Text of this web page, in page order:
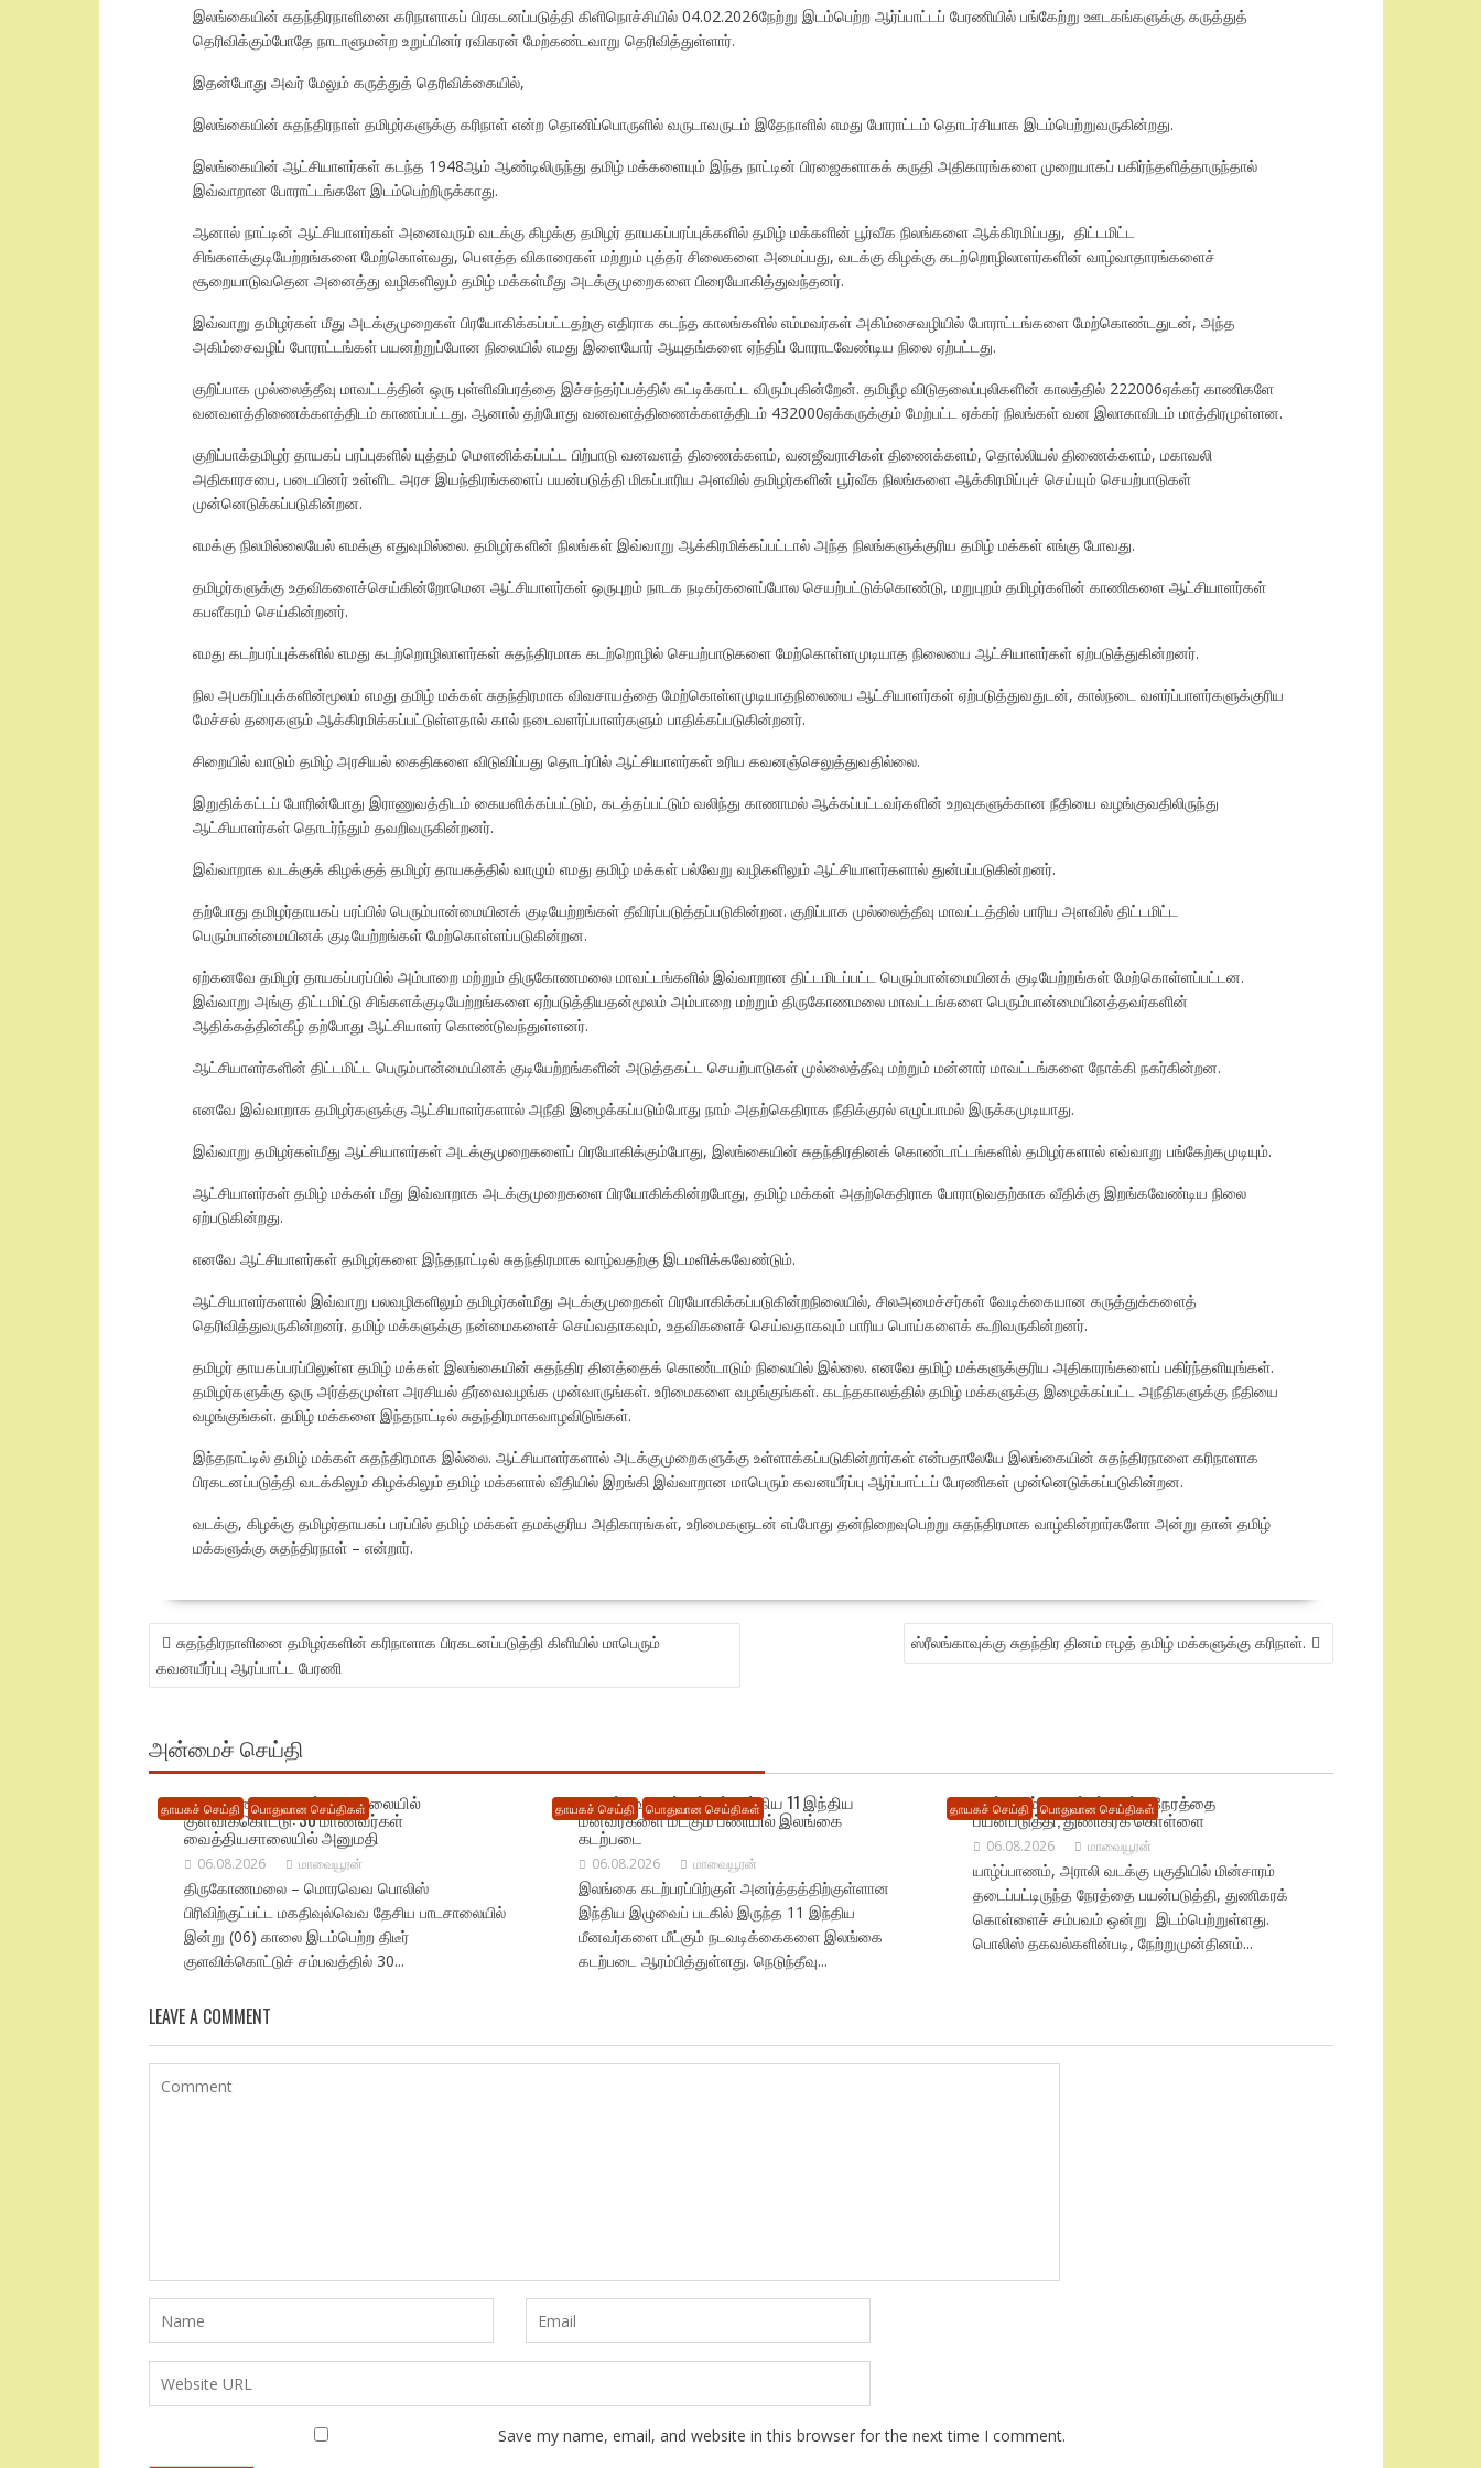
இலங்கையின் சுதந்திரநாளினை கரிநாளாகப் பிரகடனப்படுத்தி கிளிநொச்சியில் 04.02.2026நேற்று இடம்பெற்ற ஆர்ப்பாட்டப் பேரணியில் பங்கேற்று ஊடகங்களுக்கு கருத்துத்
தெரிவிக்கும்போதே நாடாளுமன்ற உறுப்பினர் ரவிகரன் மேற்கண்டவாறு தெரிவித்துள்ளார்.
இதன்போது அவர் மேலும் கருத்துத் தெரிவிக்கையில்,
இலங்கையின் சுதந்திரநாள் தமிழர்களுக்கு கரிநாள் என்ற தொனிப்பொருளில் வருடாவருடம் இதேநாளில் எமது போராட்டம் தொடர்சியாக இடம்பெற்றுவருகின்றது.
இலங்கையின் ஆட்சியாளர்கள் கடந்த 1948ஆம் ஆண்டிலிருந்து தமிழ் மக்களையும் இந்த நாட்டின் பிரஜைகளாகக் கருதி அதிகாரங்களை முறையாகப் பகிர்ந்தளித்தாருந்தால்
இவ்வாறான போராட்டங்களே இடம்பெற்றிருக்காது.
ஆனால் நாட்டின் ஆட்சியாளர்கள் அனைவரும் வடக்கு கிழக்கு தமிழர் தாயகப்பரப்புக்களில் தமிழ் மக்களின் பூர்வீக நிலங்களை ஆக்கிரமிப்பது, திட்டமிட்ட
சிங்களக்குடியேற்றங்களை மேற்கொள்வது, பௌத்த விகாரைகள் மற்றும் புத்தர் சிலைகளை அமைப்பது, வடக்கு கிழக்கு கடற்றொழிலாளர்களின் வாழ்வாதாரங்களைச்
சூறையாடுவதென அனைத்து வழிகளிலும் தமிழ் மக்கள்மீது அடக்குமுறைகளை பிரையோகித்துவந்தனர்.
இவ்வாறு தமிழர்கள் மீது அடக்குமுறைகள் பிரயோகிக்கப்பட்டதற்கு எதிராக கடந்த காலங்களில் எம்மவர்கள் அகிம்சைவழியில் போராட்டங்களை மேற்கொண்டதுடன், அந்த
அகிம்சைவழிப் போராட்டங்கள் பயனற்றுப்போன நிலையில் எமது இளையோர் ஆயுதங்களை ஏந்திப் போராடவேண்டிய நிலை ஏற்பட்டது.
குறிப்பாக முல்லைத்தீவு மாவட்டத்தின் ஒரு புள்ளிவிபரத்தை இச்சந்தர்ப்பத்தில் சுட்டிக்காட்ட விரும்புகின்றேன். தமிழீழ விடுதலைப்புலிகளின் காலத்தில் 222006ஏக்கர் காணிகளே
வனவளத்திணைக்களத்திடம் காணப்பட்டது. ஆனால் தற்போது வனவளத்திணைக்களத்திடம் 432000ஏக்கருக்கும் மேற்பட்ட ஏக்கர் நிலங்கள் வன இலாகாவிடம் மாத்திரமுள்ளன.
குறிப்பாக்தமிழர் தாயகப் பரப்புகளில் யுத்தம் மௌனிக்கப்பட்ட பிற்பாடு வனவளத் திணைக்களம், வனஜீவராசிகள் திணைக்களம், தொல்லியல் திணைக்களம், மகாவலி
அதிகாரசபை, படையினர் உள்ளிட அரச இயந்திரங்களைப் பயன்படுத்தி மிகப்பாரிய அளவில் தமிழர்களின் பூர்வீக நிலங்களை ஆக்கிரமிப்புச் செய்யும் செயற்பாடுகள்
முன்னெடுக்கப்படுகின்றன.
எமக்கு நிலமில்லையேல் எமக்கு எதுவுமில்லை. தமிழர்களின் நிலங்கள் இவ்வாறு ஆக்கிரமிக்கப்பட்டால் அந்த நிலங்களுக்குரிய தமிழ் மக்கள் எங்கு போவது.
தமிழர்களுக்கு உதவிகளைச்செய்கின்றோமென ஆட்சியாளர்கள் ஒருபுறம் நாடக நடிகர்களைப்போல செயற்பட்டுக்கொண்டு, மறுபுறம் தமிழர்களின் காணிகளை ஆட்சியாளர்கள்
கபளீகரம் செய்கின்றனர்.
எமது கடற்பரப்புக்களில் எமது கடற்றொழிலாளர்கள் சுதந்திரமாக கடற்றொழில் செயற்பாடுகளை மேற்கொள்ளமுடியாத நிலையை ஆட்சியாளர்கள் ஏற்படுத்துகின்றனர்.
நில அபகரிப்புக்களின்மூலம் எமது தமிழ் மக்கள் சுதந்திரமாக விவசாயத்தை மேற்கொள்ளமுடியாதநிலையை ஆட்சியாளர்கள் ஏற்படுத்துவதுடன், கால்நடை வளர்ப்பாளர்களுக்குரிய
மேச்சல் தரைகளும் ஆக்கிரமிக்கப்பட்டுள்ளதால் கால் நடைவளர்ப்பாளர்களும் பாதிக்கப்படுகின்றனர்.
சிறையில் வாடும் தமிழ் அரசியல் கைதிகளை விடுவிப்பது தொடர்பில் ஆட்சியாளர்கள் உரிய கவனஞ்செலுத்துவதில்லை.
இறுதிக்கட்டப் போரின்போது இராணுவத்திடம் கையளிக்கப்பட்டும், கடத்தப்பட்டும் வலிந்து காணாமல் ஆக்கப்பட்டவர்களின் உறவுகளுக்கான நீதியை வழங்குவதிலிருந்து
ஆட்சியாளர்கள் தொடர்ந்தும் தவறிவருகின்றனர்.
இவ்வாறாக வடக்குக் கிழக்குத் தமிழர் தாயகத்தில் வாழும் எமது தமிழ் மக்கள் பல்வேறு வழிகளிலும் ஆட்சியாளர்களால் துன்பப்படுகின்றனர்.
தற்போது தமிழர்தாயகப் பரப்பில் பெரும்பான்மையினக் குடியேற்றங்கள் தீவிரப்படுத்தப்படுகின்றன. குறிப்பாக முல்லைத்தீவு மாவட்டத்தில் பாரிய அளவில் திட்டமிட்ட
பெரும்பான்மையினக் குடியேற்றங்கள் மேற்கொள்ளப்படுகின்றன.
ஏற்கனவே தமிழர் தாயகப்பரப்பில் அம்பாறை மற்றும் திருகோணமலை மாவட்டங்களில் இவ்வாறான திட்டமிடப்பட்ட பெரும்பான்மையினக் குடியேற்றங்கள் மேற்கொள்ளப்பட்டன.
இவ்வாறு அங்கு திட்டமிட்டு சிங்களக்குடியேற்றங்களை ஏற்படுத்தியதன்மூலம் அம்பாறை மற்றும் திருகோணமலை மாவட்டங்களை பெரும்பான்மையினத்தவர்களின்
ஆதிக்கத்தின்கீழ் தற்போது ஆட்சியாளர் கொண்டுவந்துள்ளனர்.
ஆட்சியாளர்களின் திட்டமிட்ட பெரும்பான்மையினக் குடியேற்றங்களின் அடுத்தகட்ட செயற்பாடுகள் முல்லைத்தீவு மற்றும் மன்னார் மாவட்டங்களை நோக்கி நகர்கின்றன.
எனவே இவ்வாறாக தமிழர்களுக்கு ஆட்சியாளர்களால் அநீதி இழைக்கப்படும்போது நாம் அதற்கெதிராக நீதிக்குரல் எழுப்பாமல் இருக்கமுடியாது.
இவ்வாறு தமிழர்கள்மீது ஆட்சியாளர்கள் அடக்குமுறைகளைப் பிரயோகிக்கும்போது, இலங்கையின் சுதந்திரதினக் கொண்டாட்டங்களில் தமிழர்களால் எவ்வாறு பங்கேற்கமுடியும்.
ஆட்சியாளர்கள் தமிழ் மக்கள் மீது இவ்வாறாக அடக்குமுறைகளை பிரயோகிக்கின்றபோது, தமிழ் மக்கள் அதற்கெதிராக போராடுவதற்காக வீதிக்கு இறங்கவேண்டிய நிலை
ஏற்படுகின்றது.
எனவே ஆட்சியாளர்கள் தமிழர்களை இந்தநாட்டில் சுதந்திரமாக வாழ்வதற்கு இடமளிக்கவேண்டும்.
ஆட்சியாளர்களால் இவ்வாறு பலவழிகளிலும் தமிழர்கள்மீது அடக்குமுறைகள் பிரயோகிக்கப்படுகின்றநிலையில், சிலஅமைச்சர்கள் வேடிக்கையான கருத்துக்களைத்
தெரிவித்துவருகின்றனர். தமிழ் மக்களுக்கு நன்மைகளைச் செய்வதாகவும், உதவிகளைச் செய்வதாகவும் பாரிய பொய்களைக் கூறிவருகின்றனர்.
தமிழர் தாயகப்பரப்பிலுள்ள தமிழ் மக்கள் இலங்கையின் சுதந்திர தினத்தைக் கொண்டாடும் நிலையில் இல்லை. எனவே தமிழ் மக்களுக்குரிய அதிகாரங்களைப் பகிர்ந்தளியுங்கள்.
தமிழர்களுக்கு ஒரு அர்த்தமுள்ள அரசியல் தீர்வைவழங்க முன்வாருங்கள். உரிமைகளை வழங்குங்கள். கடந்தகாலத்தில் தமிழ் மக்களுக்கு இழைக்கப்பட்ட அநீதிகளுக்கு நீதியை
வழங்குங்கள். தமிழ் மக்களை இந்தநாட்டில் சுதந்திரமாகவாழவிடுங்கள்.
இந்தநாட்டில் தமிழ் மக்கள் சுதந்திரமாக இல்லை. ஆட்சியாளர்களால் அடக்குமுறைகளுக்கு உள்ளாக்கப்படுகின்றார்கள் என்பதாலேயே இலங்கையின் சுதந்திரநாளை கரிநாளாக
பிரகடனப்படுத்தி வடக்கிலும் கிழக்கிலும் தமிழ் மக்களால் வீதியில் இறங்கி இவ்வாறான மாபெரும் கவனயீர்ப்பு ஆர்ப்பாட்டப் பேரணிகள் முன்னெடுக்கப்படுகின்றன.
வடக்கு, கிழக்கு தமிழர்தாயகப் பரப்பில் தமிழ் மக்கள் தமக்குரிய அதிகாரங்கள், உரிமைகளுடன் எப்போது தன்நிறைவுபெற்று சுதந்திரமாக வாழ்கின்றார்களோ அன்று தான் தமிழ்
மக்களுக்கு சுதந்திரநாள் – என்றார்.
POST
NAVIGATION
சுதந்திரநாளினை தமிழர்களின் கரிநாளாக பிரகடனப்படுத்தி கிளியில் மாபெரும்
கவனயீர்ப்பு ஆரப்பாட்ட பேரணி
ஸ்ரீலங்காவுக்கு சுதந்திர தினம் ஈழத் தமிழ் மக்களுக்கு கரிநாள்.
அன்மைச் செய்தி
தாயகச் செய்தி பொதுவான செய்திகள்
திருகோணமலையில் பாடசாலையில்
குளவிக்கொட்டு: 30 மாணவர்கள்
வைத்தியசாலையில் அனுமதி
06.08.2026 மாவையூரன்
திருகோணமலை – மொரவெவ பொலிஸ்
பிரிவிற்குட்பட்ட மகதிவுல்வெவ தேசிய பாடசாலையில்
இன்று (06) காலை இடம்பெற்ற திடீர்
குளவிக்கொட்டுச் சம்பவத்தில் 30...
தாயகச் செய்தி பொதுவான செய்திகள்
நெடுந்தீவு கடற்பரப்பில் சிக்கிய 11 இந்திய
மீனவர்களை மீட்கும் பணியில் இலங்கை
கடற்படை
06.08.2026 மாவையூரன்
இலங்கை கடற்பரப்பிற்குள் அனர்த்தத்திற்குள்ளான
இந்திய இழுவைப் படகில் இருந்த 11 இந்திய
மீனவர்களை மீட்கும் நடவடிக்கைகளை இலங்கை
கடற்படை ஆரம்பித்துள்ளது. நெடுந்தீவு...
தாயகச் செய்தி பொதுவான செய்திகள்
மின்சாரம் தடைப்பட்டிருந்த நேரத்தை
பயன்படுத்தி, துணிகரக் கொள்ளை
06.08.2026 மாவையூரன்
யாழ்ப்பாணம், அராலி வடக்கு பகுதியில் மின்சாரம்
தடைப்பட்டிருந்த நேரத்தை பயன்படுத்தி, துணிகரக்
கொள்ளைச் சம்பவம் ஒன்று இடம்பெற்றுள்ளது.
பொலிஸ் தகவல்களின்படி, நேற்றுமுன்தினம்...
LEAVE A COMMENT
Save my name, email, and website in this browser for the next time I comment.